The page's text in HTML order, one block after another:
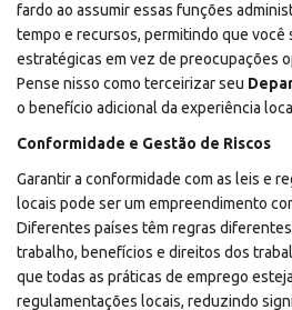
fardo ao assumir essas funções
tempo e recursos, permitindo que você
estratégicas em vez de preocupações
Pense nisso como terceirizar seu
o benefício adicional da experiência
Conformidade e Gestão de Riscos
Garantir a conformidade com as leis e
locais pode ser um empreendimento
Diferentes países têm regras
trabalho, benefícios e direitos dos
que todas as práticas de emprego
regulamentações locais, reduzindo